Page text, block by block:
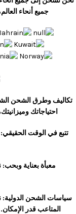
جميع أنحاء
تكاليف وطرق الشحن
احتياجاتك
تتبع في الوقت
معبأة بعناية
سياسات الشحن الدولية:
المتاعب قدر الإمكان.